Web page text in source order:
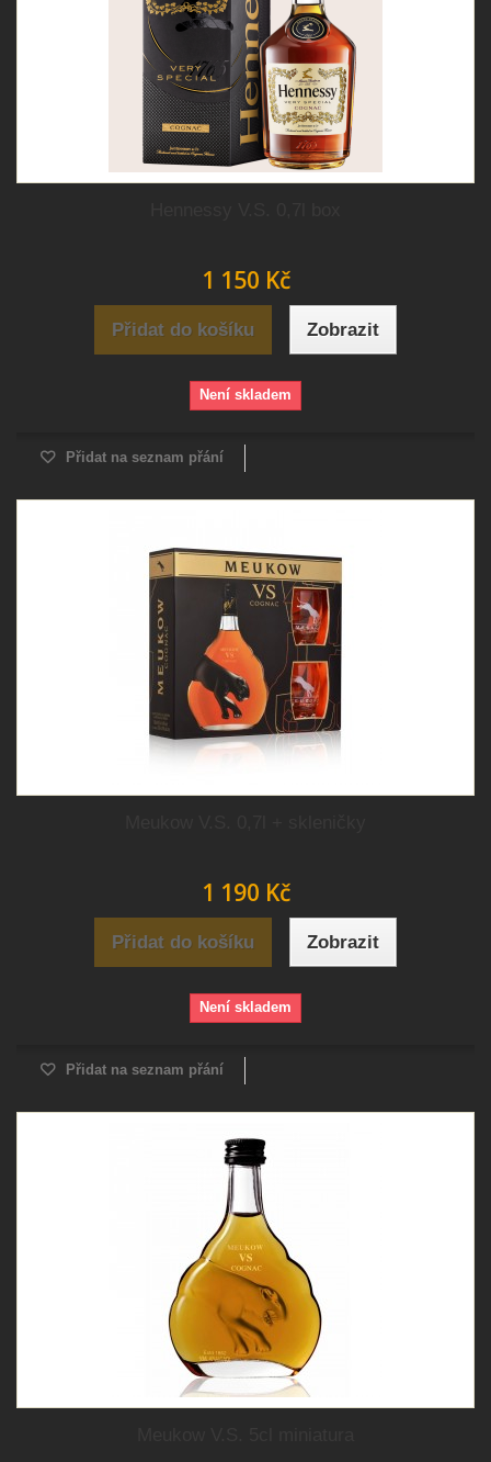
1 150 Kč
Přidat do košíku Zobrazit
Není skladem
Přidat na seznam přání
1 190 Kč
Přidat do košíku Zobrazit
Není skladem
Přidat na seznam přání